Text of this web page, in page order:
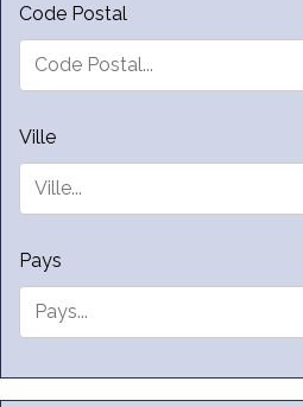
Code Postal
Ville
Pays